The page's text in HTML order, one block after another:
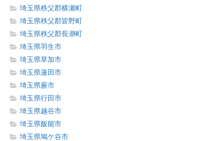
埼玉県秩父郡横瀬町
埼玉県秩父郡皆野町
埼玉県秩父郡長瀞町
埼玉県羽生市
埼玉県草加市
埼玉県蓮田市
埼玉県蕨市
埼玉県行田市
埼玉県越谷市
埼玉県飯能市
埼玉県鳩ケ谷市